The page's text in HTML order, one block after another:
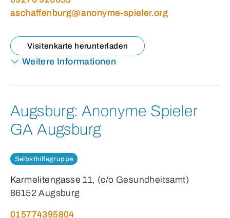
aschaffenburg@anonyme-spieler.org
Visitenkarte herunterladen
Weitere Informationen
Augsburg: Anonyme Spieler
GA Augsburg
Selbsthilfegruppe
Karmelitengasse 11, (c/o Gesundheitsamt)
86152 Augsburg
015774395804